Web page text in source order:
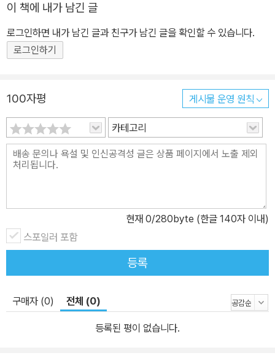
이 책에 내가 남긴 글
로그인하면 내가 남긴 글과 친구가 남긴 글을 확인할 수 있습니다.
로그인하기
100자평 게시물 운영 원칙
카테고리
현재 0/280byte (한글 140자 이내)
스포일러 포함
등록
구매자 (0) 전체 (0)
등록된 평이 없습니다.